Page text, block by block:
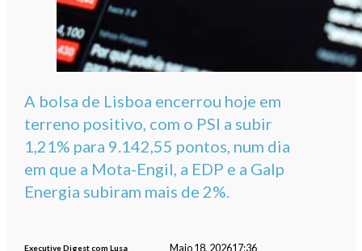
A bolsa de Lisboa encerrou hoje em
terreno positivo, com o PSI a subir
1,21% para 9.142,55 pontos, num dia
em que a Mota-Engil, a EDP e a Galp
Energia subiram mais de 2%.
Executive Digest com Lusa Maio 18, 202617:36